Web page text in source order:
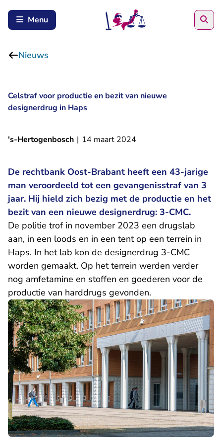
Menu
Nieuws
Celstraf voor productie en bezit van nieuwe
designerdrug in Haps
's-Hertogenbosch | 14 maart 2024
De rechtbank Oost-Brabant heeft een 43-jarige
man veroordeeld tot een gevangenisstraf van 3
jaar. Hij hield zich bezig met de productie en het
bezit van een nieuwe designerdrug: 3-CMC.
De politie trof in november 2023 een drugslab
aan, in een loods en in een tent op een terrein in
Haps. In het lab kon de designerdrug 3-CMC
worden gemaakt. Op het terrein werden verder
nog amfetamine en stoffen en goederen voor de
productie van harddrugs gevonden.